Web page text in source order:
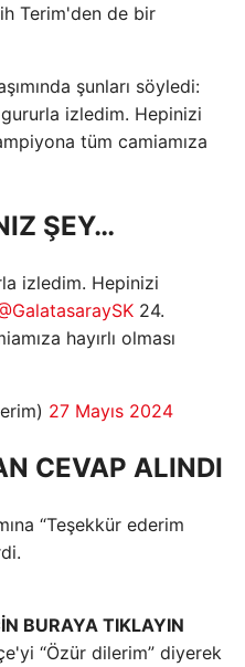
Terim'den de bir
şunları söyledi:
izledim. Hepinizi
tüm camiamıza
ŞEY…
izledim. Hepinizi
24.
hayırlı olması
27 Mayıs 2024
CEVAP ALINDI
“Teşekkür ederim
BURAYA TIKLAYIN
“Özür dilerim” diyerek